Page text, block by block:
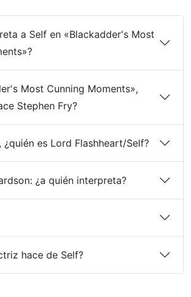
a Self en «Blackadder's Most
Most Cunning Moments»,
Stephen Fry?
¿quién es Lord Flashheart/Self?
¿a quién interpreta?
hace de Self?